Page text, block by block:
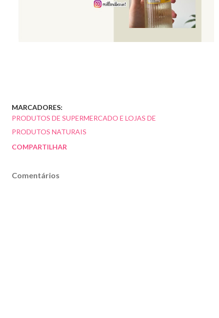
MARCADORES:
PRODUTOS DE SUPERMERCADO E LOJAS DE
PRODUTOS NATURAIS
COMPARTILHAR
Comentários